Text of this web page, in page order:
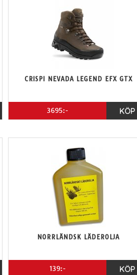
CRISPI NEVADA LEGEND EFX GTX
3695:- KÖP
NORRLÄNDSK LÄDEROLJA
139:- KÖP